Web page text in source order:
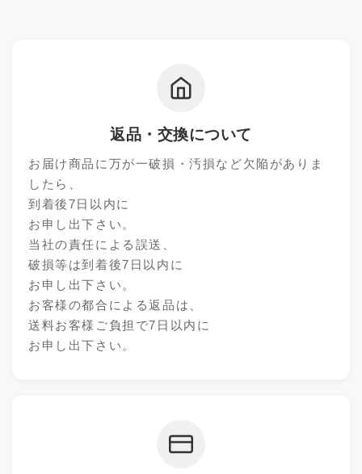
返品・交換について
お届け商品に万が一破損・汚損など欠陥がありま
したら、
到着後7日以内に
お申し出下さい。
当社の責任による誤送、
破損等は到着後7日以内に
お申し出下さい。
お客様の都合による返品は、
送料お客様ご負担で7日以内に
お申し出下さい。